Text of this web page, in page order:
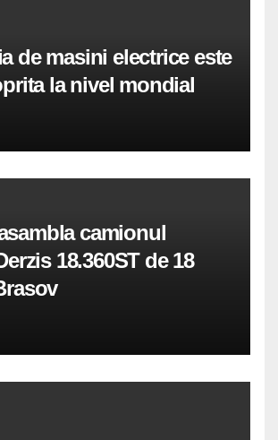
de masini electrice este
la nivel mondial
camionul
18.360ST de 18